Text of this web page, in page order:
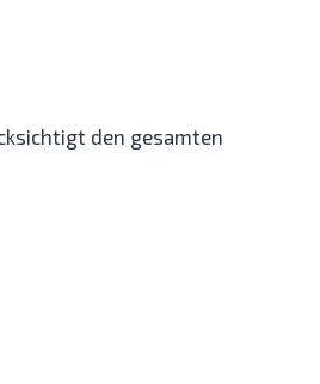
den gesamten